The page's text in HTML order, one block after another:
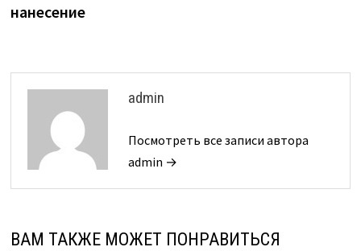
нанесение
admin
Посмотреть все записи автора
admin →
ВАМ ТАКЖЕ МОЖЕТ ПОНРАВИТЬСЯ